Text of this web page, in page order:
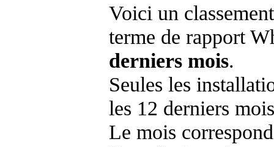
Voici un
terme de rapport
derniers mois.
Seules les
les 12 derniers
Le mois